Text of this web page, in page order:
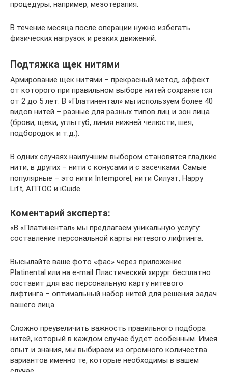
процедуры, например, мезотерапия.
В течение месяца после операции нужно избегать
физических нагрузок и резких движений.
Подтяжка щек нитями
Армирование щек нитями – прекрасный метод, эффект
от которого при правильном выборе нитей сохраняется
от 2 до 5 лет. В «Платинентал» мы используем более 40
видов нитей – разные для разных типов лиц и зон лица
(брови, щеки, углы губ, линия нижней челюсти, шея,
подбородок и т.д.).
В одних случаях наилучшим выбором становятся гладкие
нити, в других – нити с конусами и с засечками. Самые
популярные – это нити Intemporel, нити Силуэт, Happy
Lift, АПТОС и iGuide.
Коментарий эксперта:
«В «Платинентал» мы предлагаем уникальную услугу:
составление персональной карты нитевого лифтинга.
Высылайте ваше фото «фас» через приложение
Platinental или на e-mail Пластический хирург бесплатно
составит для вас персональную карту нитевого
лифтинга – оптимальный набор нитей для решения задач
вашего лица.
Сложно преувеличить важность правильного подбора
нитей, который в каждом случае будет особенным. Имея
опыт и знания, мы выбираем из огромного количества
вариантов именно те, которые необходимы в вашем